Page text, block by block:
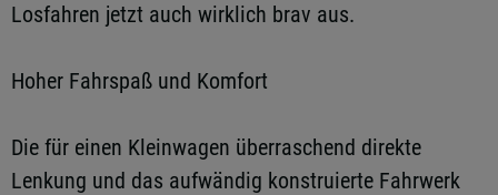
Losfahren jetzt auch wirklich brav aus.
Hoher Fahrspaß und Komfort
Die für einen Kleinwagen überraschend direkte
Lenkung und das aufwändig konstruierte Fahrwerk